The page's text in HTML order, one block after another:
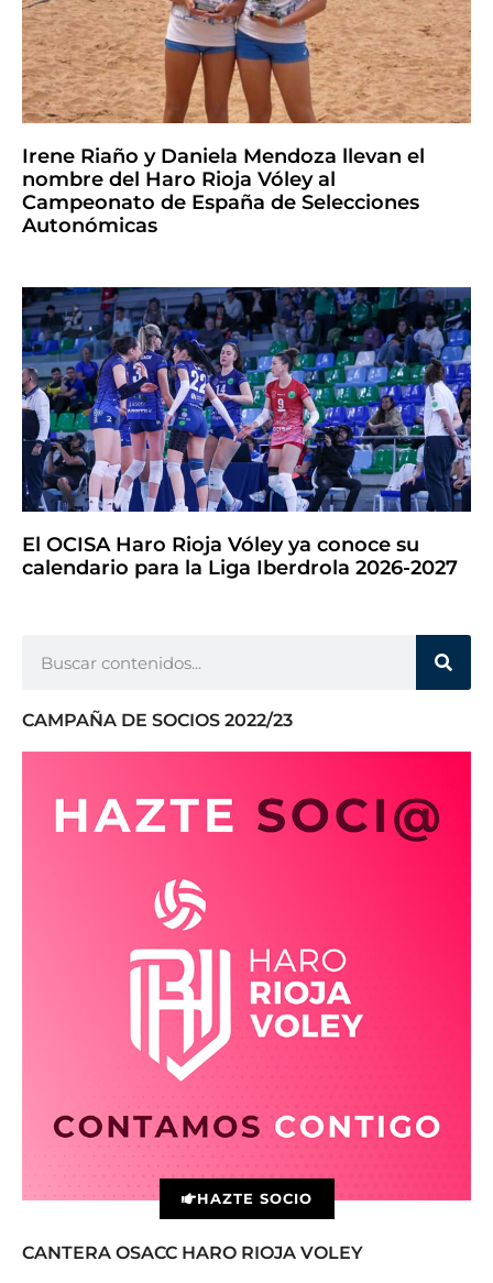
Irene Riaño y Daniela Mendoza llevan el
nombre del Haro Rioja Vóley al
Campeonato de España de Selecciones
Autonómicas
El OCISA Haro Rioja Vóley ya conoce su
calendario para la Liga Iberdrola 2026-2027
CAMPAÑA DE SOCIOS 2022/23
HAZTE SOCIO
CANTERA OSACC HARO RIOJA VOLEY